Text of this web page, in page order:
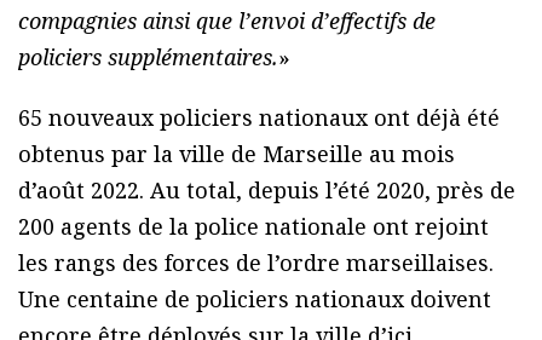
compagnies ainsi que l’envoi d’effectifs de
policiers supplémentaires.»
65 nouveaux policiers nationaux ont déjà été
obtenus par la ville de Marseille au mois
d’août 2022. Au total, depuis l’été 2020, près de
200 agents de la police nationale ont rejoint
les rangs des forces de l’ordre marseillaises.
Une centaine de policiers nationaux doivent